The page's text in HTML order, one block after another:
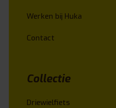
Werken bij Huka
Contact
Collectie
Driewielfiets